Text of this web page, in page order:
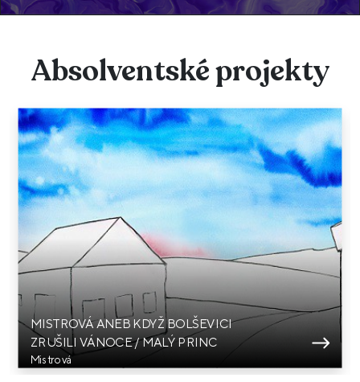
Absolventské projekty
MISTROVÁ ANEB KDYŽ BOLŠEVICI
ZRUŠILI VÁNOCE / MALÝ PRINC
Mistrová